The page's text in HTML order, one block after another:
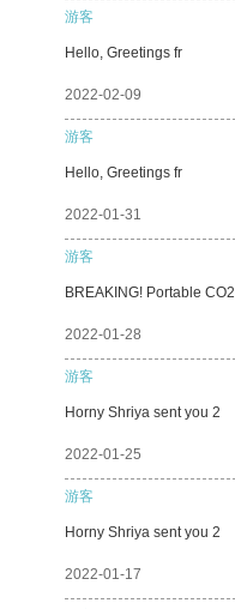
游客
Hello, Greetings fr
2022-02-09
游客
Hello, Greetings fr
2022-01-31
游客
BREAKING! Portable CO2
2022-01-28
游客
Horny Shriya sent you 2
2022-01-25
游客
Horny Shriya sent you 2
2022-01-17